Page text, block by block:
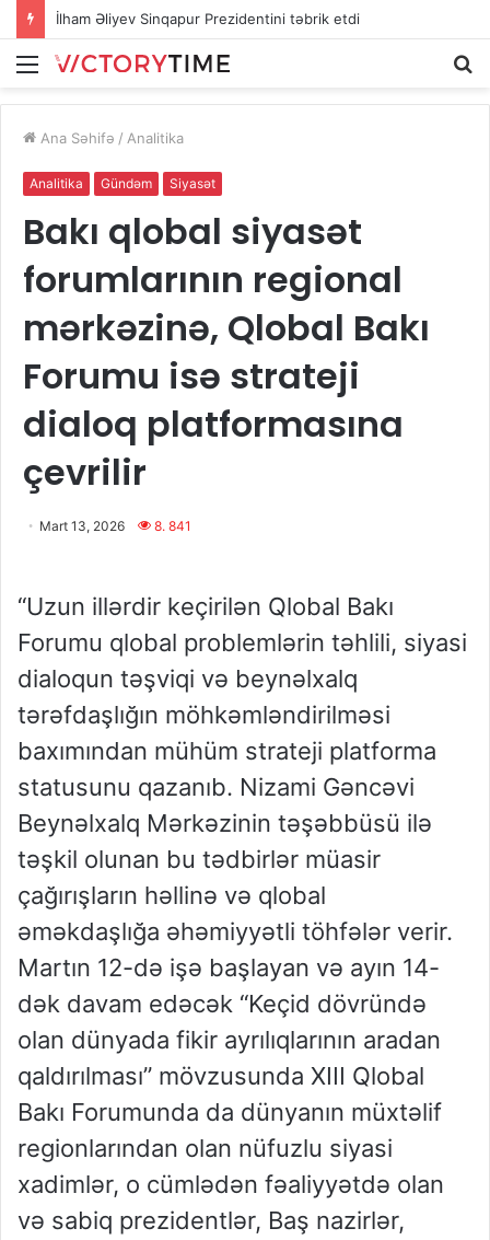
İlham Əliyev Sinqapur Prezidentini təbrik etdi
Menu
Ana Səhifə / Analitika
Analitika Gündəm Siyasət
Bakı qlobal siyasət
forumlarının regional
mərkəzinə, Qlobal Bakı
Forumu isə strateji
dialoq platformasına
çevrilir
Mart 13, 2026 8. 841
“Uzun illərdir keçirilən Qlobal Bakı
Forumu qlobal problemlərin təhlili, siyasi
dialoqun təşviqi və beynəlxalq
tərəfdaşlığın möhkəmləndirilməsi
baxımından mühüm strateji platforma
statusunu qazanıb. Nizami Gəncəvi
Beynəlxalq Mərkəzinin təşəbbüsü ilə
təşkil olunan bu tədbirlər müasir
çağırışların həllinə və qlobal
əməkdaşlığa əhəmiyyətli töhfələr verir.
Martın 12-də işə başlayan və ayın 14-
dək davam edəcək “Keçid dövründə
olan dünyada fikir ayrılıqlarının aradan
qaldırılması” mövzusunda XIII Qlobal
Bakı Forumunda da dünyanın müxtəlif
regionlarından olan nüfuzlu siyasi
xadimlər, o cümlədən fəaliyyətdə olan
və sabiq prezidentlər, Baş nazirlər,